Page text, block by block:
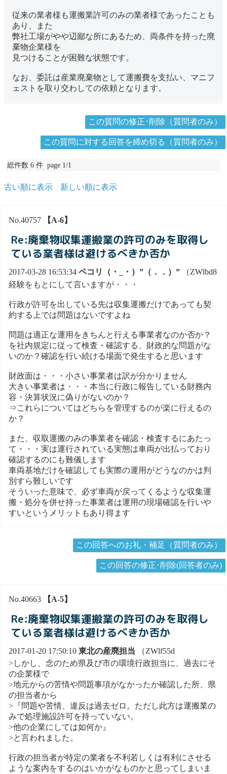
従来の業者様も運搬業許可のみの業者様であったことも
あり、また
弊社工場がやや辺鄙な所にあるため、両条件を持った廃
棄物企業様を
見つけることが困難な状態です。
なお、委託は産業廃棄物として運搬費を支払い、マニフ
ェストを取り交わしての依頼となります。
この質問の修正･削除（質問者のみ）
この質問に対する回答を締め切る（質問者のみ）
総件数 6 件 page 1/1
古い順に表示 新しい順に表示
No.40757 【A-6】
Re:廃棄物収集運搬業の許可のみを取得し
ている業者様は避けるべきか否か
2017-03-28 16:53:34 ペコリ（・_・）”（．．）” （ZWlbd8
経験をもとにして言いますが・・・
行政が許可を出している先は収集運搬だけであっても契
約する上では問題はないですよね
問題は適正な運用をきちんと行える事業者なのか否か？
を社内規定に従って検査・確認する、財政的な問題がな
いのか？確認を行い続ける場面で発生すると思います
財政面は・・・小さい事業者は訳が分かりません
大きい事業者は・・・本当に行政に報告している財務内
容・決算状況に偽りがないのか？
⇒これらについてはどちらを管理するのが楽に行えるの
か？
また、収取運搬のみの事業者を確認・検査するにあたっ
て・・・実は運行されている実態は車両が出払っており
確認するのにも難儀します
車両基地だけを確認しても実際の運用がどうなのかは判
別すら難しいです
そういった意味で、必ず車両が戻ってくるような収集運
搬・処分を併せ持った事業者は運用の現場確認を行いや
すいというメリットもあり得ます
この回答へのお礼・補足（質問者のみ）
この回答の修正･削除(回答者のみ)
No.40663 【A-5】
Re:廃棄物収集運搬業の許可のみを取得し
ている業者様は避けるべきか否か
2017-01-20 17:50:10 東北の産廃担当 （ZWlf55d
>しかし、念のため県及び市の環境行政担当に、過去にそ
の企業様で
>地元からの苦情や問題事項がなかったか確認した所、県
の担当者から
>『問題や苦情、違反は過去ゼロ。ただし此方は運搬業の
みで処理施設許可を持っていない。
>他の企業にしては如何か』
>と言われました。
行政の担当者が特定の業者を不利若しくは有利にさせる
ような案内をするのはいかがなものかと思ってしまいま